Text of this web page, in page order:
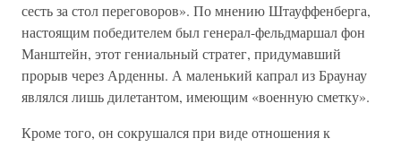
сесть за стол переговоров». По мнению Штауффенберга,
настоящим победителем был генерал-фельдмаршал фон
Манштейн, этот гениальный стратег, придумавший
прорыв через Арденны. А маленький капрал из Браунау
являлся лишь дилетантом, имеющим «военную сметку».
Кроме того, он сокрушался при виде отношения к